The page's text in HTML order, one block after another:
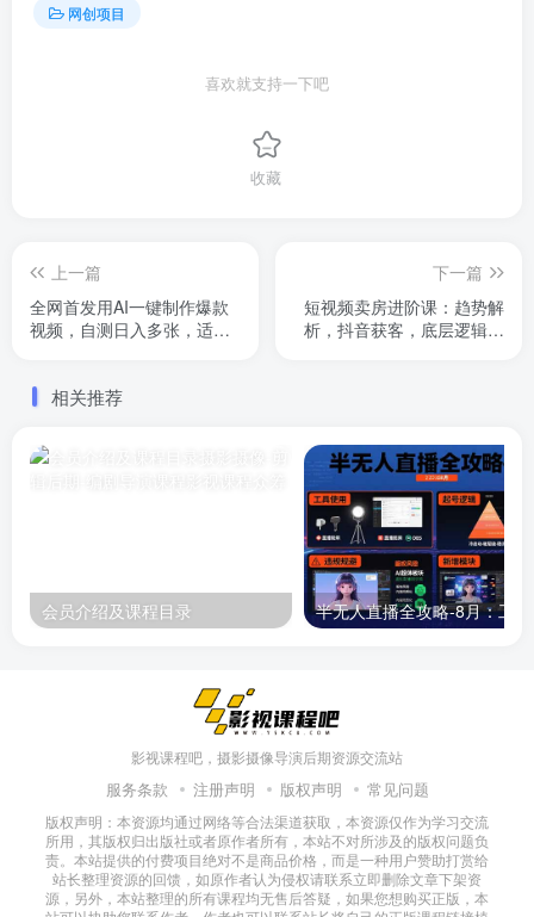
网创项目
喜欢就支持一下吧
收藏
上一篇
全网首发用AI一键制作爆款
视频，自测日入多张，适合
下一篇
短视频卖房进阶课：趋势解
析，抖音获客，底层逻辑全
相关推荐
会员介绍及课程目录
影视课程吧，摄影摄像导演后期资源交流站
服务条款 注册声明 版权声明 常见问题
版权声明：本资源均通过网络等合法渠道获取，本资源仅作为学习交流
所用，其版权归出版社或者原作者所有，本站不对所涉及的版权问题负
责。本站提供的付费项目绝对不是商品价格，而是一种用户赞助打赏给
站长整理资源的回馈，如原作者认为侵权请联系立即删除文章下架资
源，另外，本站整理的所有课程均无售后答疑，如果您想购买正版，本